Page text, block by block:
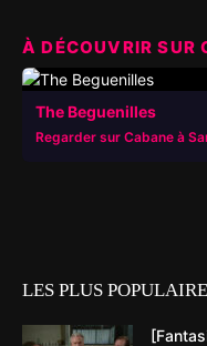
À DÉCOUVRIR SUR
The Beguenilles
Regarder sur Cabane à
LES PLUS